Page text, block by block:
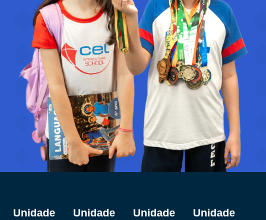
Unidade
Unidade
Unidade
Unidade